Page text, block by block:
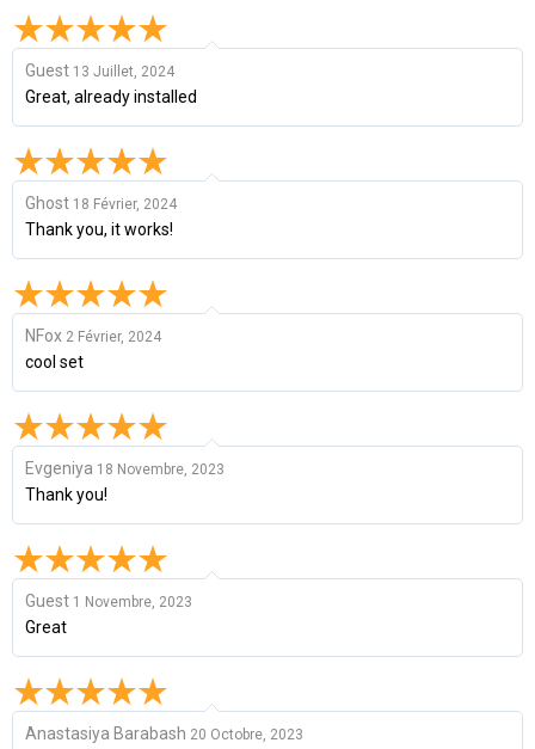
Guest 13 Juillet, 2024
Great, already installed
Ghost 18 Février, 2024
Thank you, it works!
NFox 2 Février, 2024
cool set
Evgeniya 18 Novembre, 2023
Thank you!
Guest 1 Novembre, 2023
Great
Anastasiya Barabash 20 Octobre, 2023